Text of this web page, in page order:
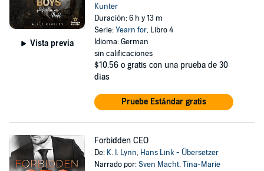
Vista previa
Kunter
Duración: 6 h y 13 m
Serie:Yearn for, Libro 4
Idioma: German
sin calificaciones
$10.56 o gratis con una prueba de 30
días
Pruebe Estándar gratis
Forbidden CEO
De: K. I. Lynn, Hans Link - Übersetzer
Narrado por:Sven Macht,Tina-Marie